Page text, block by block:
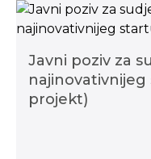
Javni poziv za
projekt)